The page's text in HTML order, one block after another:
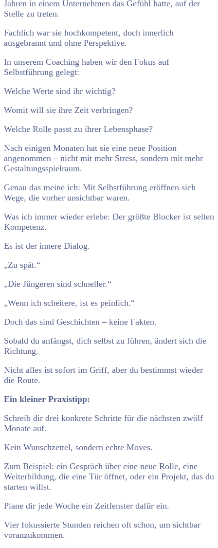
Jahren in einem Unternehmen das Gefühl hatte, auf der
Stelle zu treten.
Fachlich war sie hochkompetent, doch innerlich
ausgebrannt und ohne Perspektive.
In unserem Coaching haben wir den Fokus auf
Selbstführung gelegt:
Welche Werte sind ihr wichtig?
Womit will sie ihre Zeit verbringen?
Welche Rolle passt zu ihrer Lebensphase?
Nach einigen Monaten hat sie eine neue Position
angenommen – nicht mit mehr Stress, sondern mit mehr
Gestaltungsspielraum.
Genau das meine ich: Mit Selbstführung eröffnen sich
Wege, die vorher unsichtbar waren.
Was ich immer wieder erlebe: Der größte Blocker ist selten
Kompetenz.
Es ist der innere Dialog.
„Zu spät.“
„Die Jüngeren sind schneller.“
„Wenn ich scheitere, ist es peinlich.“
Doch das sind Geschichten – keine Fakten.
Sobald du anfängst, dich selbst zu führen, ändert sich die
Richtung.
Nicht alles ist sofort im Griff, aber du bestimmst wieder
die Route.
Ein kleiner Praxistipp:
Schreib dir drei konkrete Schritte für die nächsten zwölf
Monate auf.
Kein Wunschzettel, sondern echte Moves.
Zum Beispiel: ein Gespräch über eine neue Rolle, eine
Weiterbildung, die eine Tür öffnet, oder ein Projekt, das du
starten willst.
Plane dir jede Woche ein Zeitfenster dafür ein.
Vier fokussierte Stunden reichen oft schon, um sichtbar
voranzukommen.